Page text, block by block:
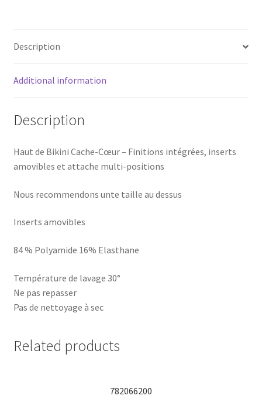
Description
Additional information
Description
Haut de Bikini Cache-Cœur – Finitions intégrées, inserts
amovibles et attache multi-positions
Nous recommendons unte taille au dessus
Inserts amovibles
84 % Polyamide 16% Elasthane
Température de lavage 30°
Ne pas repasser
Pas de nettoyage à sec
Related products
782066200